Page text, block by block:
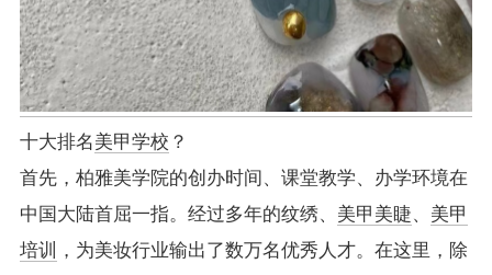
十大排名美甲学校 ？
首先，柏雅美学院的创办时间、课堂教学、办学环境在
中国大陆首屈一指。经过多年的纹绣、 美甲美睫、 美甲
培训
，为美妆行业输出了数万名优秀人才。在这里，除